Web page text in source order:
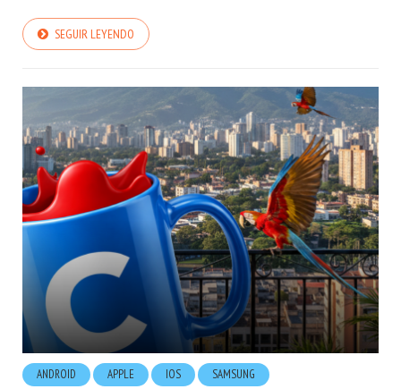
SEGUIR LEYENDO
ANDROID APPLE IOS SAMSUNG